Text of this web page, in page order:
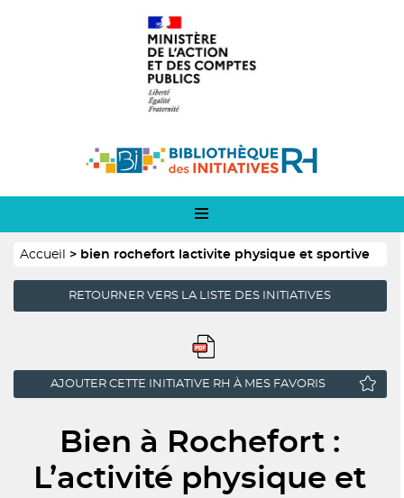
Logo
Fil
Accueil bien rochefort lactivite physique et sportive
RETOURNER VERS LA LISTE DES INITIATIVES
AJOUTER CETTE INITIATIVE RH À MES FAVORIS
Bien à Rochefort :
L’activité physique et